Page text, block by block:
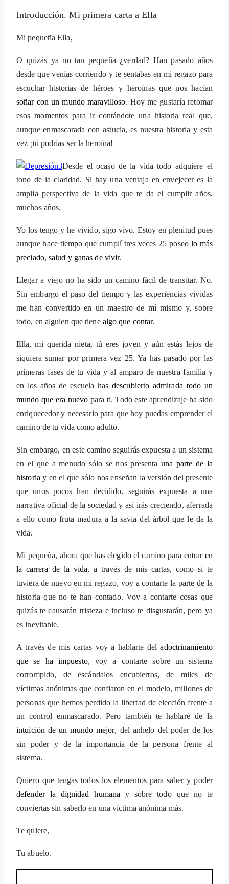
Introducción. Mi primera carta a Ella
Mi pequeña Ella,
O quizás ya no tan pequeña ¿verdad? Han pasado años
desde que venías corriendo y te sentabas enmi regazo para
escuchar historias de héroes y heroínas que nos hacían
soñar con un mundo maravilloso. Hoy me gustaría retomar
esos momentos para ir contándote una historia real que,
aunque enmascarada con astucia, es nuestra historia y esta
vez ¡tú podrías ser la heroína!
Desde el ocaso de la vida todo adquiere el
tono de la claridad. Si hay una ventaja en envejecer es la
amplia perspectiva de la vida que te da el cumplir años,
muchos años.
Yo los tengo y he vivido, sigo vivo. Estoy en plenitud pues
aunque hace tiempo que cumplí tres veces 25 poseo lo más
preciado, salud y ganas de vivir.
Llegar a viejo no ha sido un camino fácil de transitar. No.
Sin embargo el paso del tiempo y las experiencias vividas
me han convertido en un maestro de mí mismo y, sobre
todo, en alguien que tiene algo que contar.
Ella, mi querida nieta, tú eres joven y aún estás lejos de
siquiera sumar por primera vez 25. Ya has pasado por las
primeras fases de tu vida y al amparo de nuestra familia y
en los años de escuela hasdescubierto admirada todo un
mundo que era nuevo para ti. Todo este aprendizaje ha sido
enriquecedor y necesario para que hoy puedas emprender el
camino de tu vida como adulto.
Sin embargo, en este camino seguirás expuesta a un sistema
en el que a menudo sólo se nos presenta una parte de la
historiay en el que sólo nos enseñan la versión del presente
que unos pocos han decidido, seguirás expuesta a una
narrativa oficial de la sociedad y así irás creciendo, aferrada
a ello como fruta madura a la savia del árbol que le da la
vida.
Mi pequeña, ahora que has elegido el camino para entrar en
la carrera de la vida, a través de mis cartas, como si te
tuviera de nuevo en mi regazo, voy a contarte la parte de la
historia que no te han contado. Voy a contarte cosas que
quizás te causarán tristeza e incluso te disgustarán, pero ya
es inevitable.
A través de mis cartas voy a hablarte deladoctrinamiento
que se ha impuesto, voy a contarte sobre un sistema
corrompido, de escándalos encubiertos, de miles de
víctimas anónimas que confiaron en el modelo, millones de
personas que hemos perdido la libertad de elección frente a
un control enmascarado. Pero también te hablaré de la
intuición de un mundo mejor, del anhelo del poder de los
sin poder y de la importancia de la persona frente al
sistema.
Quiero que tengas todos los elementos para saber y poder
defender la dignidad humana y sobre todo que no te
conviertas sin saberlo en una víctima anónima más.
Te quiere,
Tu abuelo.